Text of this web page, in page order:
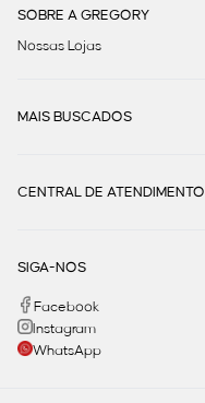
SOBRE A GREGORY
Nossas Lojas
MAIS BUSCADOS
CENTRAL DE ATENDIMENTO
SIGA-NOS
Facebook
Instagram
WhatsApp